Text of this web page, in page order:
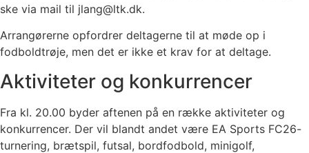
ske via mail til jlang@ltk.dk.
Arrangørerne opfordrer deltagerne til at møde op i
fodboldtrøje, men det er ikke et krav for at deltage.
Aktiviteter og konkurrencer
Fra kl. 20.00 byder aftenen på en række aktiviteter og
konkurrencer. Der vil blandt andet være EA Sports FC26-
turnering, brætspil, futsal, bordfodbold, minigolf,